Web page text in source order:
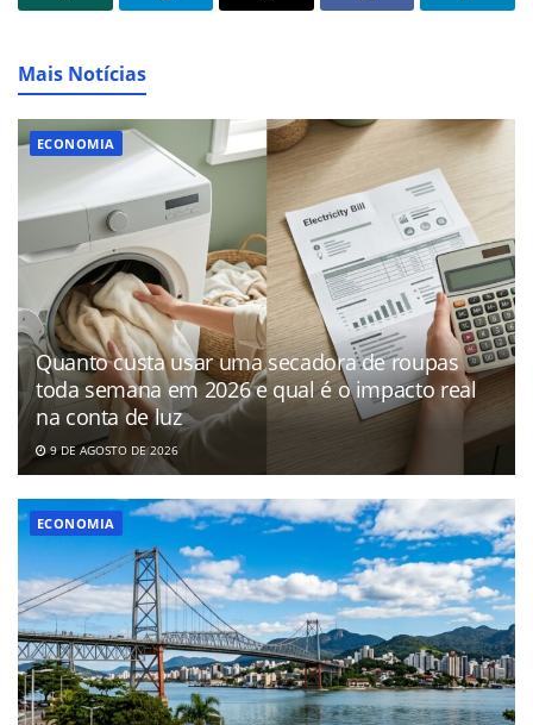
Mais Notícias
ECONOMIA
Quanto custa usar uma secadora de roupas
toda semana em 2026 e qual é o impacto real
na conta de luz
9 DE AGOSTO DE 2026
ECONOMIA